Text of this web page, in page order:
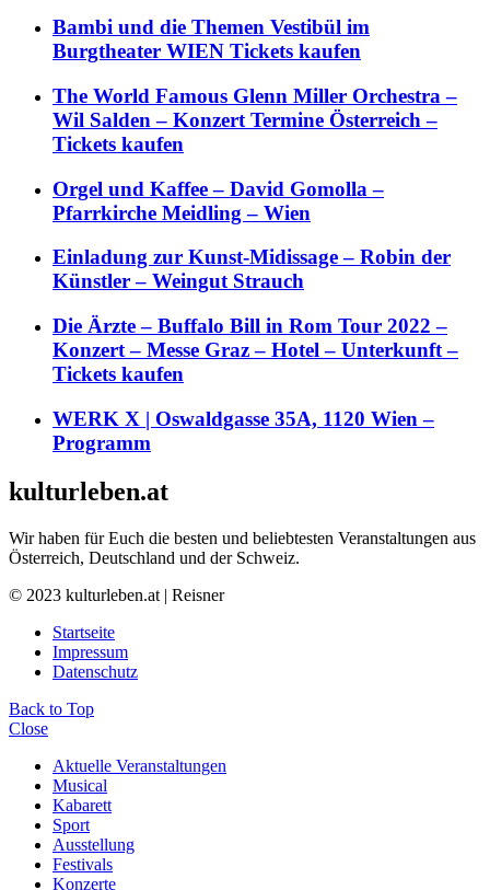
Bambi und die Themen Vestibül im
Burgtheater WIEN Tickets kaufen
The World Famous Glenn Miller Orchestra –
Wil Salden – Konzert Termine Österreich –
Tickets kaufen
Orgel und Kaffee – David Gomolla –
Pfarrkirche Meidling – Wien
Einladung zur Kunst-Midissage – Robin der
Künstler – Weingut Strauch
Die Ärzte – Buffalo Bill in Rom Tour 2022 –
Konzert – Messe Graz – Hotel – Unterkunft –
Tickets kaufen
WERK X | Oswaldgasse 35A, 1120 Wien –
Programm
kulturleben.at
Wir haben für Euch die besten und beliebtesten Veranstaltungen aus
Österreich, Deutschland und der Schweiz.
© 2023 kulturleben.at | Reisner
Startseite
Impressum
Datenschutz
Back to Top
Close
Aktuelle Veranstaltungen
Musical
Kabarett
Sport
Ausstellung
Festivals
Konzerte